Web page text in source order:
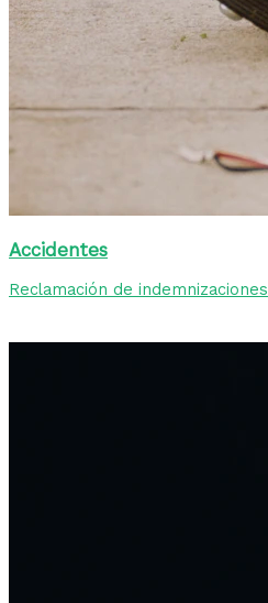
Accidentes
Reclamación de indemnizaciones